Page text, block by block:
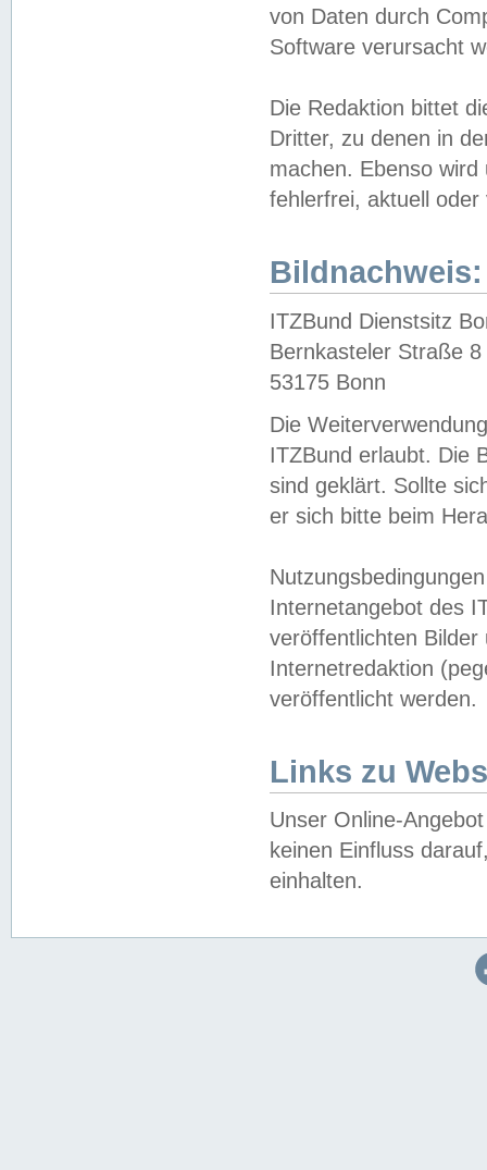
von Daten durch
Software verursacht
Die Redaktion bittet
Dritter, zu denen in
machen. Ebenso
fehlerfrei, aktuell oder
Bildnachweis:
ITZBund Dienstsitz
Bernkasteler Straße 8
53175 Bonn
Die
ITZBund erlaubt. Die
sind geklärt. Sollte
er sich bitte beim
Internetangebot des
veröffentlichten
Internetredaktion
veröffentlicht werden.
Links zu
Unser Online-
keinen Einfluss
einhalten.